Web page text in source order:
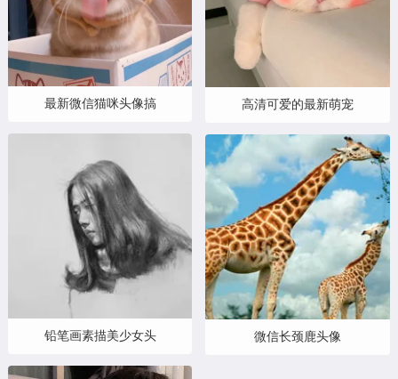
最新微信猫咪头像搞
铅笔画素描美少女头
高清可爱的最新萌宠
微信长颈鹿头像